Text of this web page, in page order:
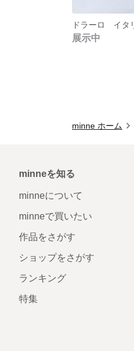
展示中
minne ホーム
minneを知る
minneについて
minneで買いたい
作品をさがす
ショップをさがす
ランキング
特集